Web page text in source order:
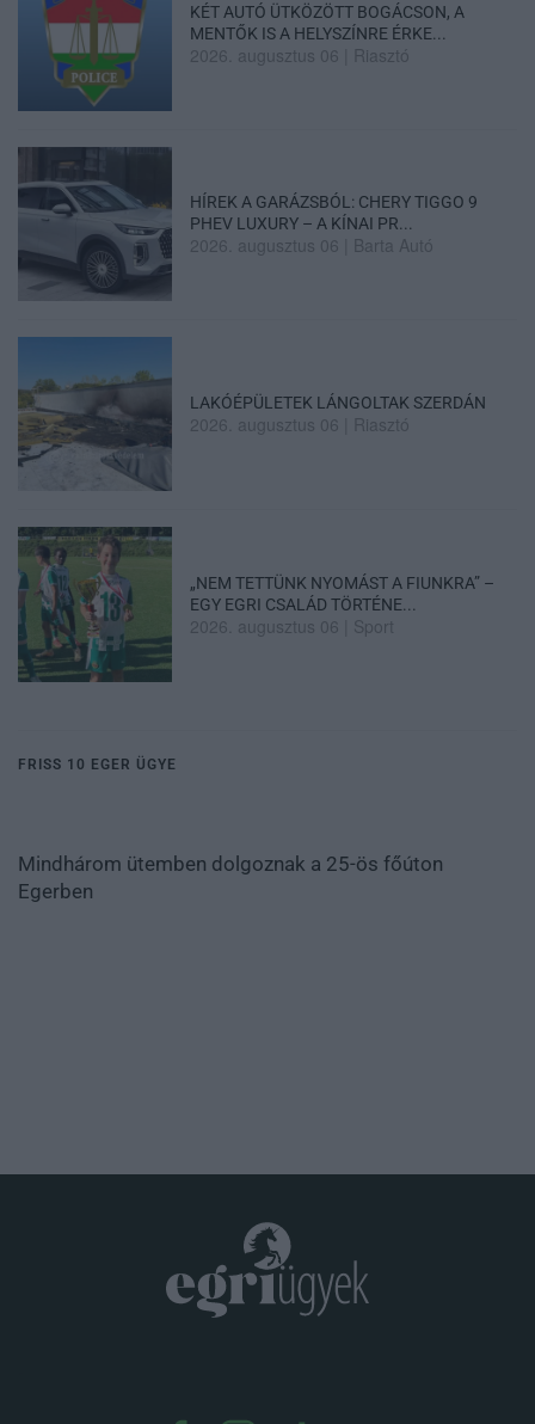
KÉT AUTÓ ÜTKÖZÖTT BOGÁCSON, A
MENTŐK IS A HELYSZÍNRE ÉRKE...
2026. augusztus 06 Riasztó
HÍREK A GARÁZSBÓL: CHERY TIGGO 9
PHEV LUXURY – A KÍNAI PR...
2026. augusztus 06 Barta Autó
LAKÓÉPÜLETEK LÁNGOLTAK SZERDÁN
2026. augusztus 06 Riasztó
„NEM TETTÜNK NYOMÁST A FIUNKRA” –
EGY EGRI CSALÁD TÖRTÉNE...
2026. augusztus 06 Sport
FRISS 10 EGER ÜGYE
Mindhárom ütemben dolgoznak a 25-ös főúton
Egerben